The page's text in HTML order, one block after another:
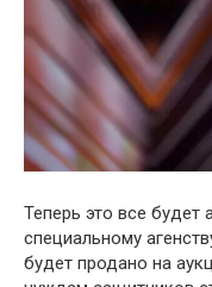
Теперь это все будет
специальному
будет продано на